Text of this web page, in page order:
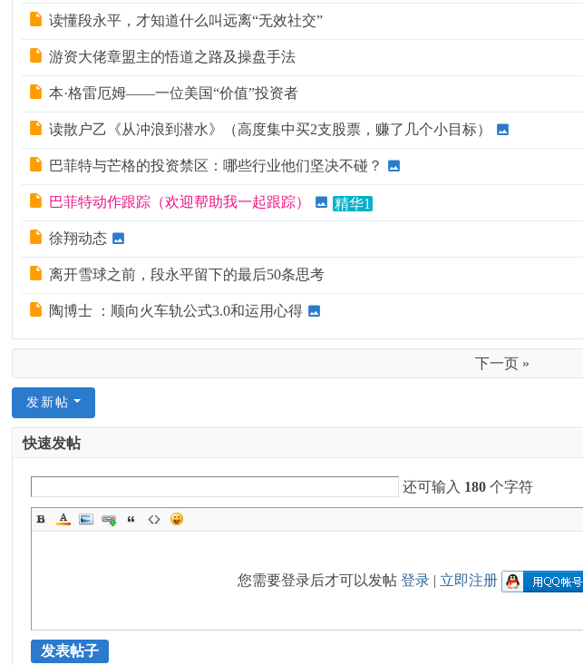
读懂段永平，才知道什么叫远离“无效社交”
游资大佬章盟主的悟道之路及操盘手法
​本·格雷厄姆——一位美国“价值”投资者
读散户乙《从冲浪到潜水》（高度集中买2支股票，赚了几个小目标）
巴菲特与芒格的投资禁区：哪些行业他们坚决不碰？
巴菲特动作跟踪（欢迎帮助我一起跟踪） 精华1
徐翔动态
离开雪球之前，段永平留下的最后50条思考
陶博士 ：顺向火车轨公式3.0和运用心得
下一页 »
发新帖
快速发帖
还可输入 180 个字符
您需要登录后才可以发帖 登录| 立即注册
发表帖子